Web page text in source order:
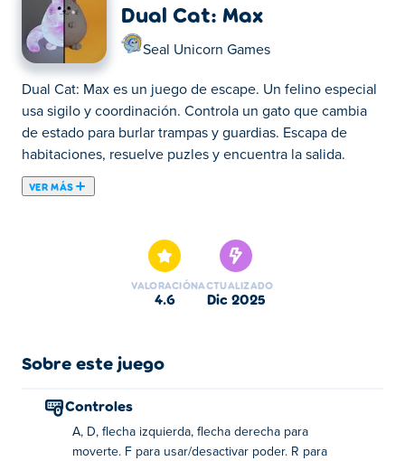
Dual Cat: Max
Seal Unicorn Games
Dual Cat: Max es un juego de escape. Un felino especial
usa sigilo y coordinación. Controla un gato que cambia
de estado para burlar trampas y guardias. Escapa de
habitaciones, resuelve puzles y encuentra la salida.
VER MÁS
gato gris, tu misión es rescatar a tu amigo gato blanco de
un laboratorio peligroso lleno de obstáculos
complicados. Pero no te preocupes, ¡tienes un poder
obtener energía, atrapa a los peces y encuentra la mejor
formas y salvar a tu amigo?
¿Cómo jugar Dual Cat: Max?
VALORACIÓN
4.6
ACTUALIZADO
dic 2025
Sobre este juego
Controles
A, D, flecha izquierda, flecha derecha para
moverte. F para usar/desactivar poder. R para